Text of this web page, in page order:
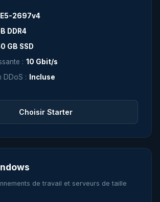
E5-2697v4
DDR4
GB SSD
: 10 Gbit/s
DDoS :
Incluse
Choisir Starter
de travail et serveurs de taille